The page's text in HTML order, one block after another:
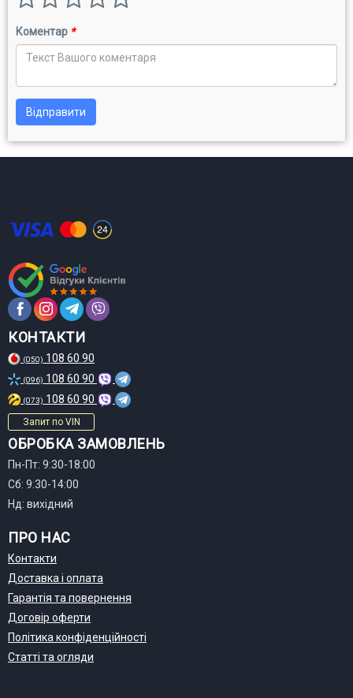
Коментар *
Відправити
КОНТАКТИ
(050) 108 60 90
(096) 108 60 90
(073) 108 60 90
Запит по VIN
ОБРОБКА ЗАМОВЛЕНЬ
Пн-Пт: 9:30-18:00
Сб: 9:30-14:00
Нд: вихідний
ПРО НАС
Контакти
Доставка і оплата
Гарантія та повернення
Договір оферти
Політика конфіденційності
Статті та огляди